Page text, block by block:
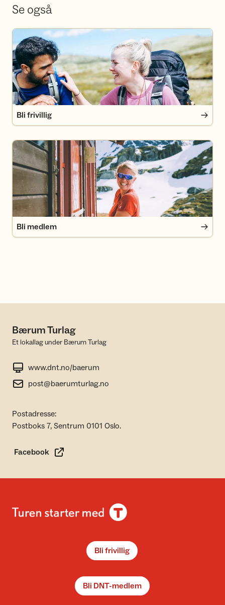
Se også
Bli frivillig
Bli frivillig
Bli medlem
Bli medlem
Bærum Turlag
Et lokallag under Bærum Turlag
www.dnt.no/baerum
post@baerumturlag.no
Postadresse:
Postboks 7, Sentrum 0101 Oslo.
Facebook
Bli frivillig
Bli DNT-medlem